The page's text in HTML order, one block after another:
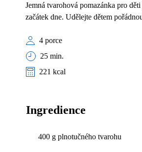
Jemná tvarohová pomazánka pro
začátek dne. Udělejte dětem
4 porce
25 min.
221 kcal
Ingredience
400 g plnotučného tvarohu